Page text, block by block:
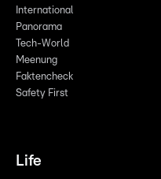
International
Panorama
Tech-World
Meenung
Faktencheck
Safety First
Life